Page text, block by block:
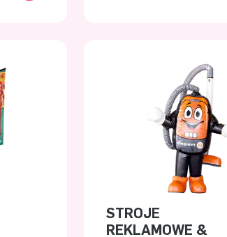
STROJE
REKLAMOWE &